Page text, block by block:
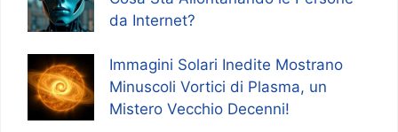
da Internet?
Immagini Solari Inedite Mostrano
Minuscoli Vortici di Plasma, un
Mistero Vecchio Decenni!